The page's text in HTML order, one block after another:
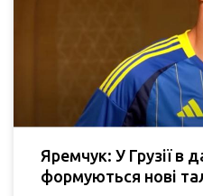
Яремчук: У Грузії в
формуються нові